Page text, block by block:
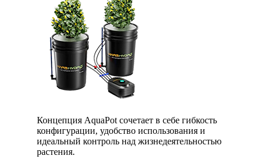
Концепция AquaPot сочетает в себе гибкость
конфигурации, удобство использования и
идеальный контроль над жизнедеятельностью
растения.